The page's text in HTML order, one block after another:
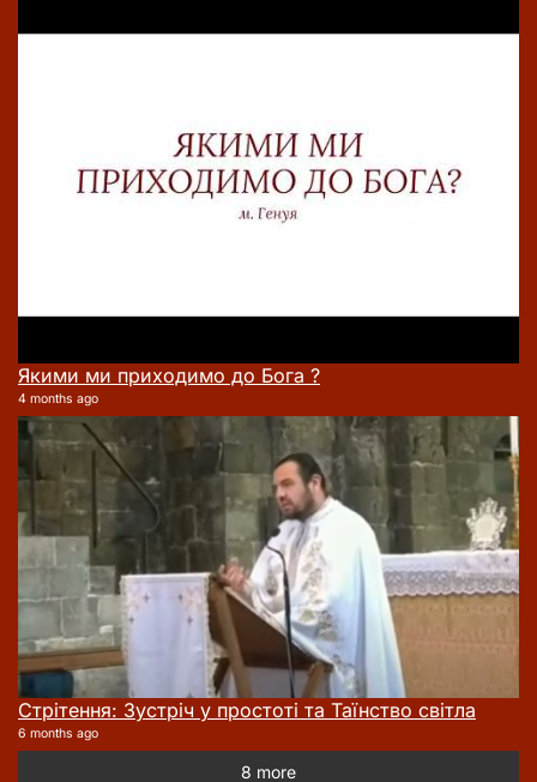
Якими ми приходимо до Бога ?
4 months ago
Стрітення: Зустріч у простоті та Таїнство світла
6 months ago
8 more